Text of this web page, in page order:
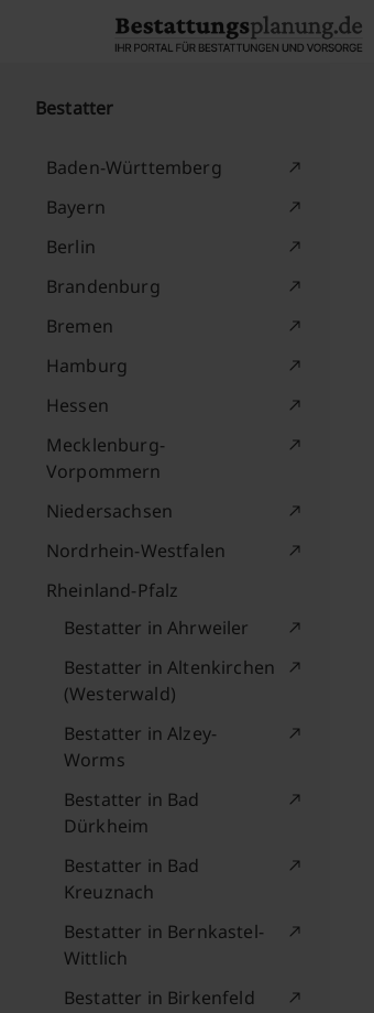
Bestatter
Baden-Württemberg
Bayern
Berlin
Brandenburg
Bremen
Hamburg
Hessen
Mecklenburg-
Vorpommern
Niedersachsen
Nordrhein-Westfalen
Rheinland-Pfalz
Bestatter in Ahrweiler
Bestatter in Altenkirchen
(Westerwald)
Bestatter in Alzey-
Worms
Bestatter in Bad
Dürkheim
Bestatter in Bad
Kreuznach
Bestatter in Bernkastel-
Wittlich
Bestatter in Birkenfeld